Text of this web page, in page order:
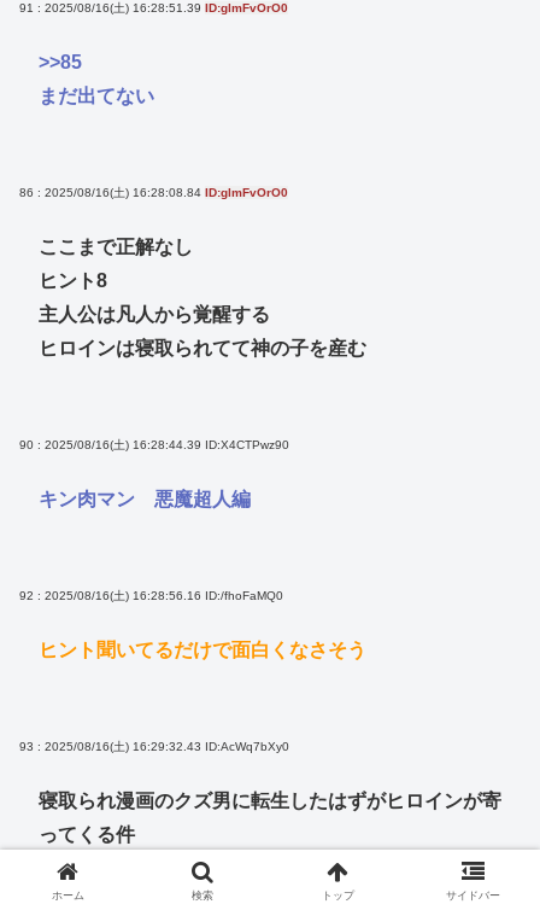
91 : 2025/08/16(土) 16:28:51.39 ID:glmFvOrO0
>>85
まだ出てない
86 : 2025/08/16(土) 16:28:08.84 ID:glmFvOrO0
ここまで正解なし
ヒント8
主人公は凡人から覚醒する
ヒロインは寝取られてて神の子を産む
90 : 2025/08/16(土) 16:28:44.39 ID:X4CTPwz90
キン肉マン 悪魔超人編
92 : 2025/08/16(土) 16:28:56.16 ID:/fhoFaMQ0
ヒント聞いてるだけで面白くなさそう
93 : 2025/08/16(土) 16:29:32.43 ID:AcWq7bXy0
寝取られ漫画のクズ男に転生したはずがヒロインが寄
ってくる件
ホーム 検索 トップ サイドバー